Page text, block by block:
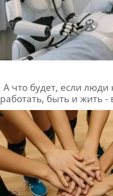
А что будет, если люди
работать, быть и жить -